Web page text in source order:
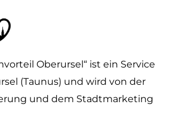
Oberursel“ ist ein Service
(Taunus) und wird von der
und dem Stadtmarketing